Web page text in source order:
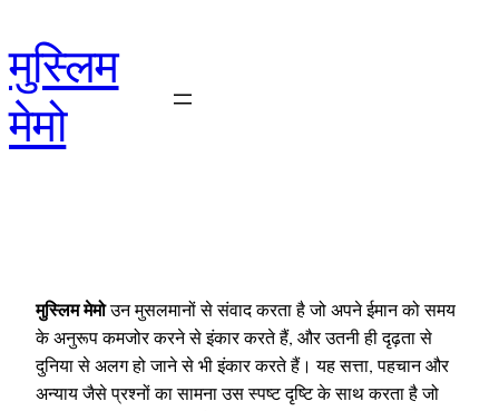
to
content
मुस्लिम
मेमो
मुस्लिम मेमोउन मुसलमानों से संवाद करता है जो अपने ईमान को समय
के अनुरूप कमजोर करने से इंकार करते हैं, और उतनी ही दृढ़ता से
दुनिया से अलग हो जाने से भी इंकार करते हैं। यह सत्ता, पहचान और
अन्याय जैसे प्रश्नों का सामना उस स्पष्ट दृष्टि के साथ करता है जो